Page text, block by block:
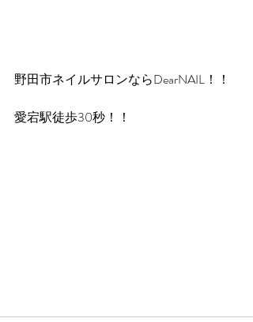
野田市ネイルサロンならDearNAIL！！
愛宕駅徒歩30秒！！